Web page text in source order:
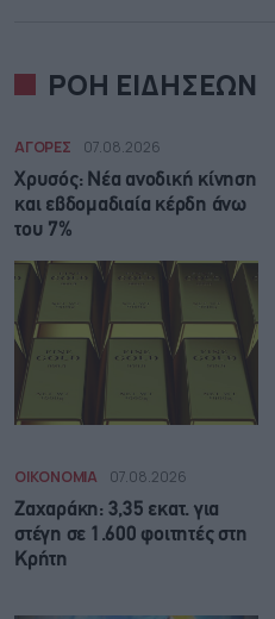
ΡΟΗ ΕΙΔΗΣΕΩΝ
ΑΓΟΡΕΣ 07.08.2026
Χρυσός: Νέα ανοδική κίνηση
και εβδομαδιαία κέρδη άνω
του 7%
ΟΙΚΟΝΟΜΙΑ 07.08.2026
Ζαχαράκη: 3,35 εκατ. για
στέγη σε 1.600 φοιτητές στη
Κρήτη